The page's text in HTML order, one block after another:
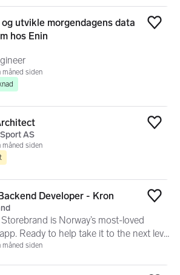
og utvikle morgendagens data
hos Enin
måned siden
AS
måned siden
Developer - Kron
is Norway’s most-loved
Ready to help take it to the next level
developer?
måned siden